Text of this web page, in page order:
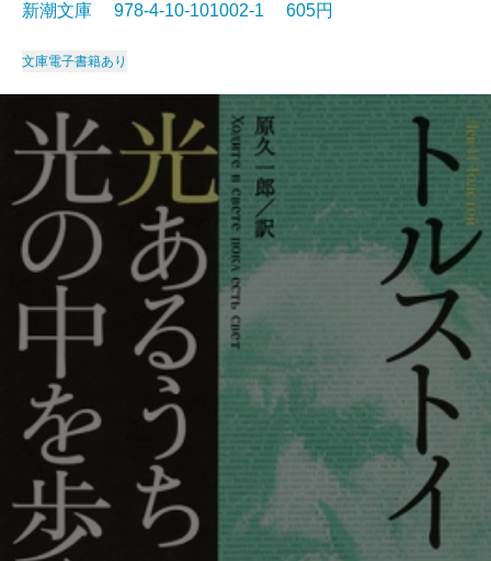
新潮文庫 978-4-10-101002-1 605円
文庫電子書籍あり